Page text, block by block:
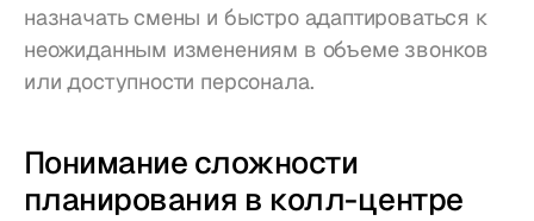
назначать смены и быстро адаптироваться к
неожиданным изменениям в объеме звонков
или доступности персонала.
Понимание сложности
планирования в колл-центре